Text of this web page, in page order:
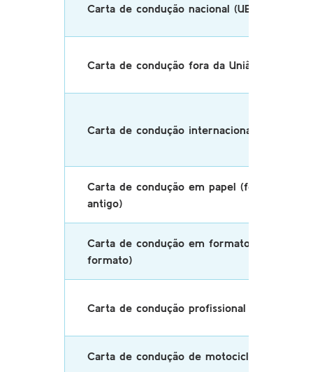
Carta de condução nacional (UE)
Carta de condução fora da União Europeia
Carta de condução internacional
Carta de condução em papel (formato
antigo)
Carta de condução em formato cartão
formato)
Carta de condução profissional
Carta de condução de motociclos